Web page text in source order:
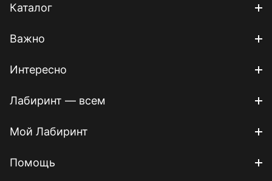
Каталог
Важно
Интересно
Лабиринт — всем
Мой Лабиринт
Помощь